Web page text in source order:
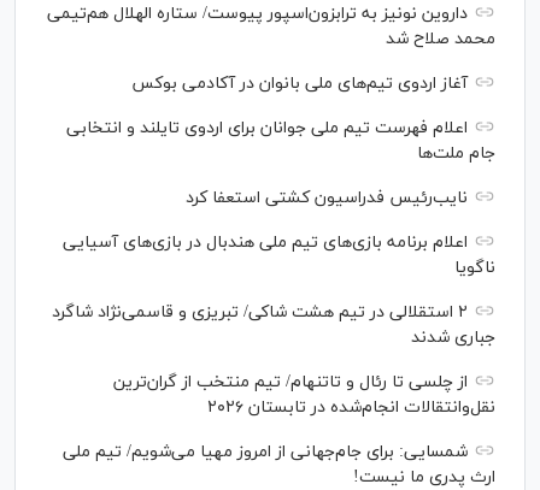
داروین نونیز به ترابزون‌اسپور پیوست/ ستاره الهلال هم‌تیمی
محمد صلاح شد
آغاز اردوی تیم‌های ملی بانوان در آکادمی بوکس
اعلام فهرست تیم ملی جوانان برای اردوی تایلند و انتخابی
جام ملت‌ها
نایب‌رئیس فدراسیون کشتی استعفا کرد
اعلام برنامه بازی‌های تیم ملی هندبال در بازی‌های آسیایی
ناگویا
۲ استقلالی در تیم هشت شاکی/ تبریزی و قاسمی‌نژاد شاگرد
جباری شدند
از چلسی تا رئال و تاتنهام/ تیم منتخب از گران‌ترین
نقل‌وانتقالات انجام‌شده در تابستان ۲۰۲۶
شمسایی: برای جام‌جهانی از امروز مهیا می‌شویم/ تیم ملی
ارث پدری ما نیست!